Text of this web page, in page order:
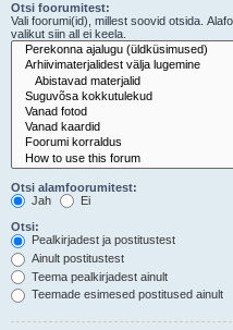
Otsi foorumitest:
Vali foorumi(id), millest soovid otsida.
valikut siin all ei keela.
Otsi alamfoorumitest:
Jah
Ei
Otsi:
Pealkirjadest ja postitustest
Ainult postitustest
Teema pealkirjadest ainult
Teemade esimesed postitused ainult